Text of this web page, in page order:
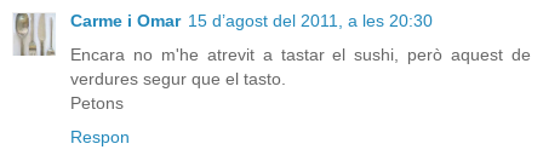
Carme i Omar 15 d’agost del 2011, a les 20:30
Encara no m'he atrevit a tastar el sushi, però aquest de
verdures segur que el tasto.
Petons
Respon